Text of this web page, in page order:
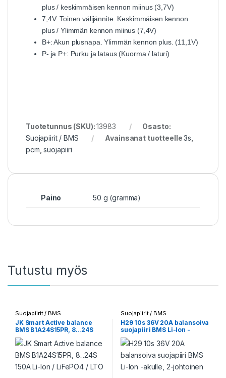
plus / keskimmäisen kennon miinus (3,7V)
7,4V: Toinen välijännite. Keskimmäisen kennon
plus / Ylimmän kennon miinus (7,4V)
B+: Akun plusnapa. Ylimmän kennon plus. (11,1V)
P- ja P+: Purku ja lataus (Kuorma / laturi)
Tuotetunnus (SKU):13983
Osasto:
Suojapiirit / BMS
Avainsanat tuotteelle3s
pcm ,suojapiiri
Paino 50 g (gramma)
Tutustu myös
Suojapiirit / BMS
JK Smart Active balance
BMS B1A24S15PR, 8…24S
150A Li-Ion / LiFePO4 / LTO
Suojapiirit / BMS
H29 10s 36V 20A balansoiva
suojapiiri BMS Li-Ion -
akulle, 2-johtoinen